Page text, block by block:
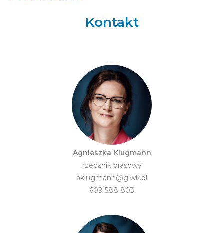
Kontakt
Agnieszka Klugmann
rzecznik prasowy
aklugmann@giwk.pl
609 588 803